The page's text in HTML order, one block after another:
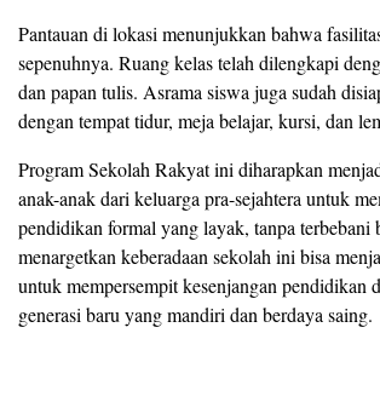
Pantauan di lokasi menunjukkan bahwa
sepenuhnya. Ruang kelas telah dilengkapi
dan papan tulis. Asrama siswa juga sudah
dengan tempat tidur, meja belajar, kursi, dan
Program Sekolah Rakyat ini diharapkan
anak-anak dari keluarga pra-sejahtera untuk
pendidikan formal yang layak, tanpa terbebani
menargetkan keberadaan sekolah ini bisa
untuk mempersempit kesenjangan pendidikan
generasi baru yang mandiri dan berdaya saing.